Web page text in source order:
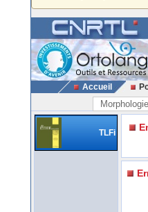
Accueil
Morphologie
TLFi